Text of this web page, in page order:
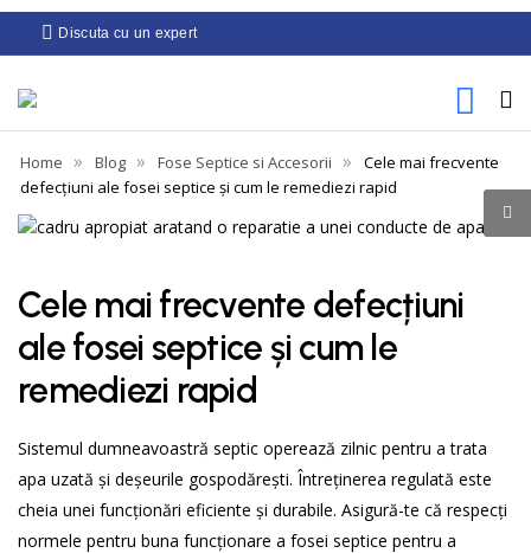
Discuta cu un expert
Home » Blog » Fose Septice si Accesorii »
Cele mai frecvente
defecțiuni ale fosei septice și cum le remediezi rapid
Cele mai frecvente defecțiuni
ale fosei septice și cum le
remediezi rapid
Sistemul dumneavoastră septic operează zilnic pentru a trata
apa uzată și deșeurile gospodărești. Întreținerea regulată este
cheia unei funcționări eficiente și durabile. Asigură-te că respecți
normele pentru buna funcționare a fosei septice pentru a